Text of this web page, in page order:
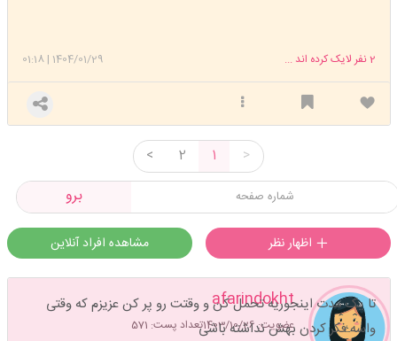
1404/01/29
|
01:18 2نفر لایک کرده اند ...
>
1
2
<
برو
مشاهده افراد آنلاین
afarindokht
عضویت: 1403/10/26 تعداد پست: 571
تا یک مدت اینجوریه تحمل کن و وقتت رو پر کن عزیزم که وقتی
واسه فکر کردن بهش نداشته باشی